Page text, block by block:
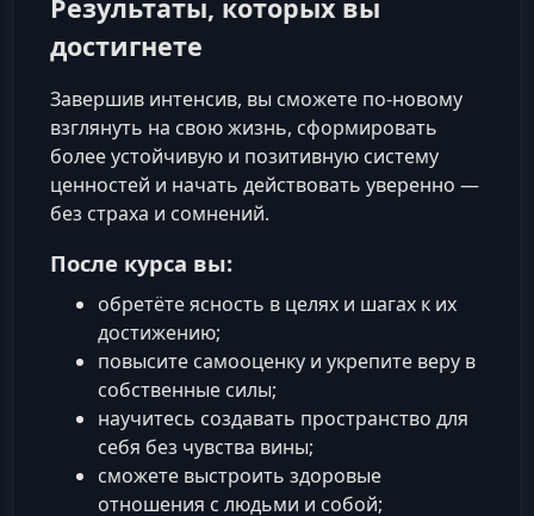
Результаты, которых вы
достигнете
Завершив интенсив, вы сможете по-новому
взглянуть на свою жизнь, сформировать
более устойчивую и позитивную систему
ценностей и начать действовать уверенно —
без страха и сомнений.
После курса вы:
обретёте ясность в целях и шагах к их
достижению;
повысите самооценку и укрепите веру в
собственные силы;
научитесь создавать пространство для
себя без чувства вины;
сможете выстроить здоровые
отношения с людьми и собой;